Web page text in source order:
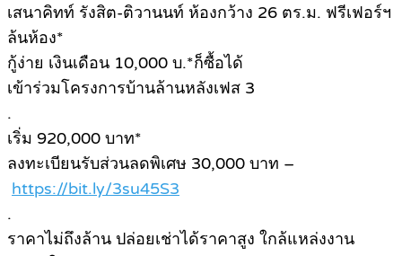
เสนาคิทท์ รังสิต-ติวานนท์ ห้องกว้าง 26 ตร.ม. ฟรีเฟอร์ฯ
ล้นห้อง*
กู้ง่าย เงินเดือน 10,000 บ.*ก็ซื้อได้
เข้าร่วมโครงการบ้านล้านหลังเฟส 3
.
เริ่ม 920,000 บาท*
ลงทะเบียนรับส่วนลดพิเศษ 30,000 บาท –
https://bit.ly/3su45S3
.
ราคาไม่ถึงล้าน ปล่อยเช่าได้ราคาสูง ใกล้แหล่งงาน